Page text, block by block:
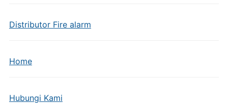
Distributor Fire alarm
Home
Hubungi Kami